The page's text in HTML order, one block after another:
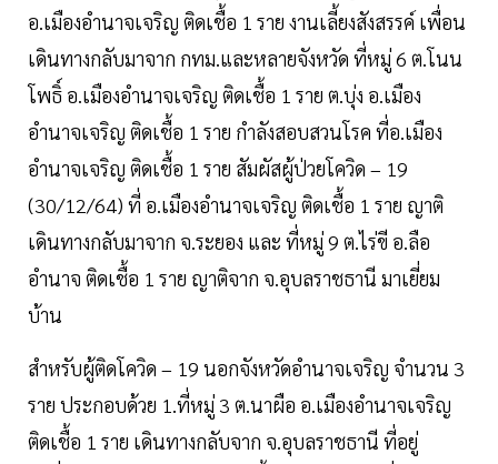
อ.เมืองอำนาจเจริญ ติดเชื้อ 1 ราย งานเลี้ยงสังสรรค์ เพื่อน
เดินทางกลับมาจาก กทม.และหลายจังหวัด ที่หมู่ 6 ต.โนน
โพธิ์ อ.เมืองอำนาจเจริญ ติดเชื้อ 1 ราย ต.บุ่ง อ.เมือง
อำนาจเจริญ ติดเชื้อ 1 ราย กำลังสอบสวนโรค ที่อ.เมือง
อำนาจเจริญ ติดเชื้อ 1 ราย สัมผัสผู้ป่วยโควิด – 19
(30/12/64) ที่ อ.เมืองอำนาจเจริญ ติดเชื้อ 1 ราย ญาติ
เดินทางกลับมาจาก จ.ระยอง และ ที่หมู่ 9 ต.ไร่ขี อ.ลือ
อำนาจ ติดเชื้อ 1 ราย ญาติจาก จ.อุบลราชธานี มาเยี่ยม
บ้าน
สำหรับผู้ติดโควิด – 19 นอกจังหวัดอำนาจเจริญ จำนวน 3
ราย ประกอบด้วย 1.ที่หมู่ 3 ต.นาผือ อ.เมืองอำนาจเจริญ
ติดเชื้อ 1 ราย เดินทางกลับจาก จ.อุบลราชธานี ที่อยู่